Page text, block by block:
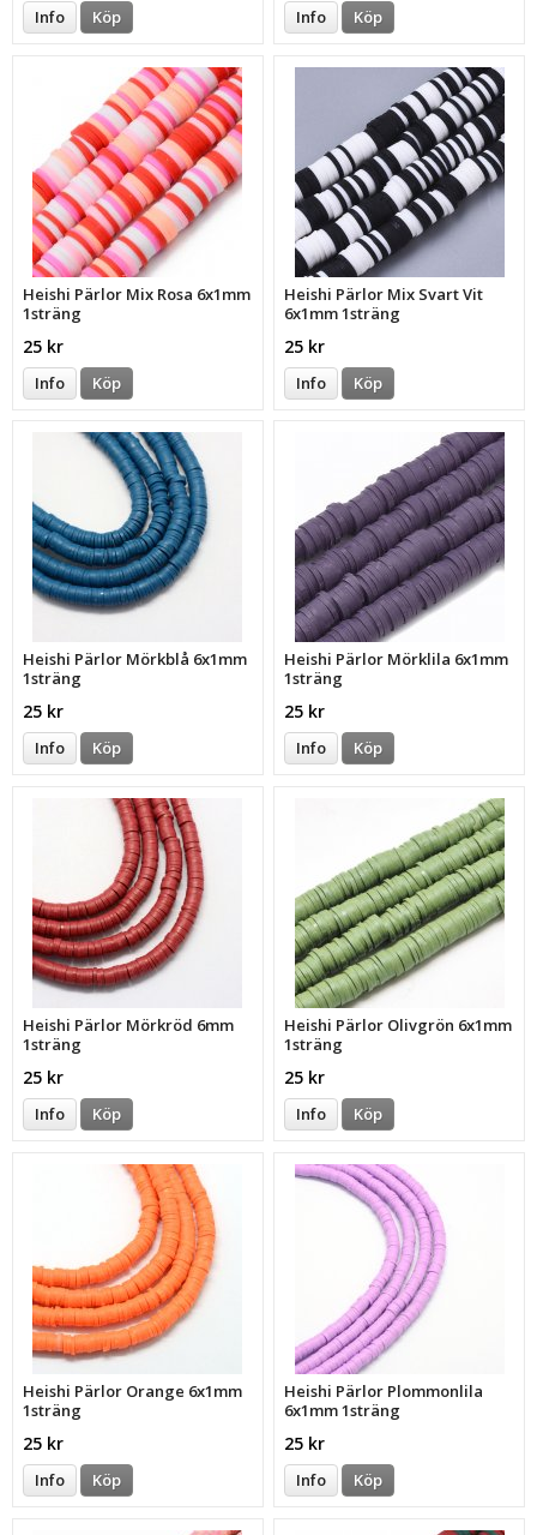
Info Köp Info Köp
Heishi Pärlor Mix Rosa 6x1mm
1sträng
25 kr
Info Köp
Heishi Pärlor Mix Svart Vit
6x1mm 1sträng
25 kr
Info Köp
Heishi Pärlor Mörkblå 6x1mm
1sträng
25 kr
Info Köp
Heishi Pärlor Mörklila 6x1mm
1sträng
25 kr
Info Köp
Heishi Pärlor Mörkröd 6mm
1sträng
25 kr
Info Köp
Heishi Pärlor Olivgrön 6x1mm
1sträng
25 kr
Info Köp
Heishi Pärlor Orange 6x1mm
1sträng
25 kr
Info Köp
Heishi Pärlor Plommonlila
6x1mm 1sträng
25 kr
Info Köp